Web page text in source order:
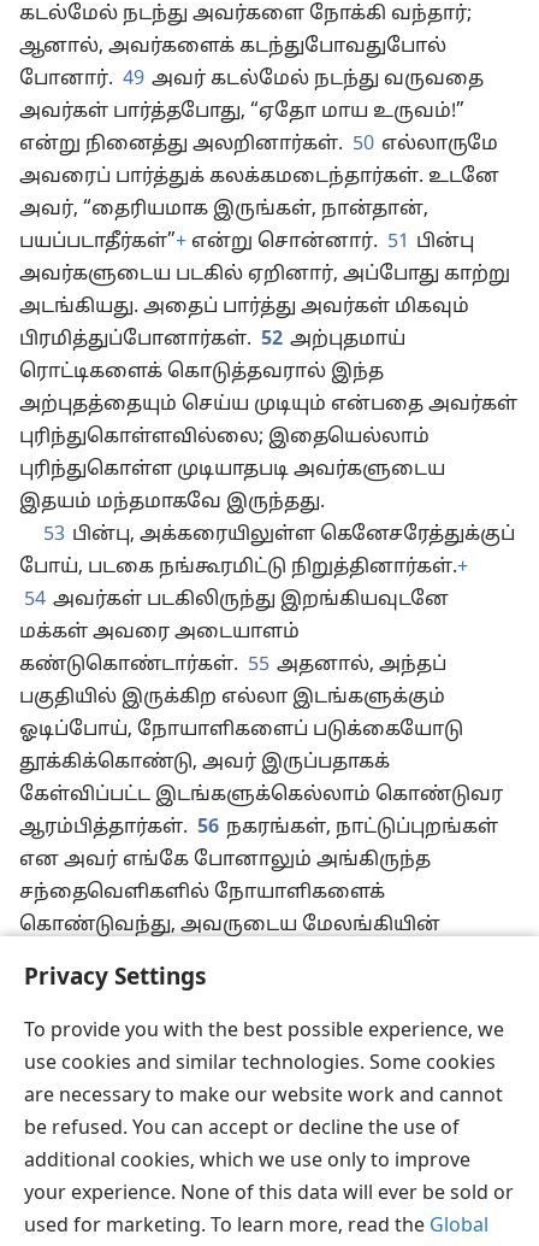
Privacy Settings
To provide you with the best possible experience, we
use cookies and similar technologies. Some cookies
are necessary to make our website work and cannot
be refused. You can accept or decline the use of
additional cookies, which we use only to improve
your experience. None of this data will ever be sold or
used for marketing. To learn more, read the Global
கடல்மேல் நடந்து அவர்களை நோக்கி வந்தார்;
ஆனால், அவர்களைக் கடந்துபோவதுபோல்
போனார். 49 அவர் கடல்மேல் நடந்து வருவதை
அவர்கள் பார்த்தபோது, “ஏதோ மாய உருவம்!”
என்று நினைத்து அலறினார்கள். 50 எல்லாருமே
அவரைப் பார்த்துக் கலக்கமடைந்தார்கள். உடனே
அவர், “தைரியமாக இருங்கள், நான்தான்,
பயப்படாதீர்கள்”+ என்று சொன்னார். 51 பின்பு
அவர்களுடைய படகில் ஏறினார், அப்போது காற்று
அடங்கியது. அதைப் பார்த்து அவர்கள் மிகவும்
பிரமித்துப்போனார்கள். 52 அற்புதமாய்
ரொட்டிகளைக் கொடுத்தவரால் இந்த
அற்புதத்தையும் செய்ய முடியும் என்பதை அவர்கள்
புரிந்துகொள்ளவில்லை; இதையெல்லாம்
புரிந்துகொள்ள முடியாதபடி அவர்களுடைய
இதயம் மந்தமாகவே இருந்தது.
53 பின்பு, அக்கரையிலுள்ள கெனேசரேத்துக்குப்
போய், படகை நங்கூரமிட்டு நிறுத்தினார்கள்.+
54 அவர்கள் படகிலிருந்து இறங்கியவுடனே
மக்கள் அவரை அடையாளம்
கண்டுகொண்டார்கள். 55 அதனால், அந்தப்
பகுதியில் இருக்கிற எல்லா இடங்களுக்கும்
ஓடிப்போய், நோயாளிகளைப் படுக்கையோடு
தூக்கிக்கொண்டு, அவர் இருப்பதாகக்
கேள்விப்பட்ட இடங்களுக்கெல்லாம் கொண்டுவர
ஆரம்பித்தார்கள். 56 நகரங்கள், நாட்டுப்புறங்கள்
என அவர் எங்கே போனாலும் அங்கிருந்த
சந்தைவெளிகளில் நோயாளிகளைக்
கொண்டுவந்து, அவருடைய மேலங்கியின்
கெஞ்சிக் கேட்டார்கள்.
பேரும் குணமானார்கள்.
தமிழ் பகிரவும்
விருப்பங்கள்
Copyright © 2026 Watch Tower Bible and Tract Society of Pennsylvania